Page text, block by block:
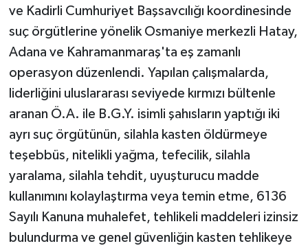
ve Kadirli Cumhuriyet Başsavcılığı koordinesinde
suç örgütlerine yönelik Osmaniye merkezli Hatay,
Adana ve Kahramanmaraş'ta eş zamanlı
operasyon düzenlendi. Yapılan çalışmalarda,
liderliğini uluslararası seviyede kırmızı bültenle
aranan Ö.A. ile B.G.Y. isimli şahısların yaptığı iki
ayrı suç örgütünün, silahla kasten öldürmeye
teşebbüs, nitelikli yağma, tefecilik, silahla
yaralama, silahla tehdit, uyuşturucu madde
kullanımını kolaylaştırma veya temin etme, 6136
Sayılı Kanuna muhalefet, tehlikeli maddeleri izinsiz
bulundurma ve genel güvenliğin kasten tehlikeye